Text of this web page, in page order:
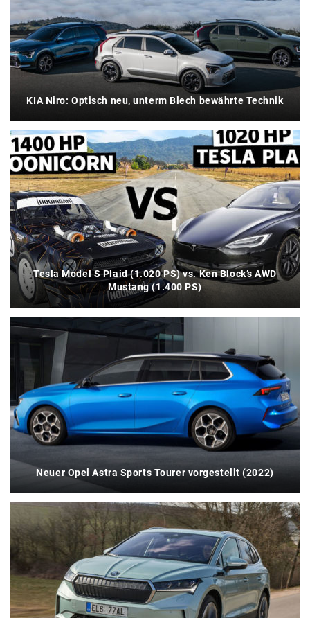
KIA Niro: Optisch neu, unterm Blech bewährte Technik
Tesla Model S Plaid (1.020 PS) vs. Ken Block’s AWD
Mustang (1.400 PS)
Neuer Opel Astra Sports Tourer vorgestellt (2022)